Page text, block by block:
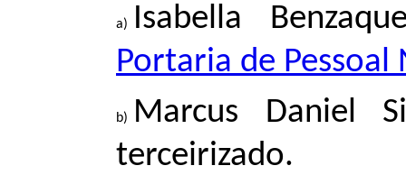
Isabella
Portaria de
Marcus Daniel
terceirizado.